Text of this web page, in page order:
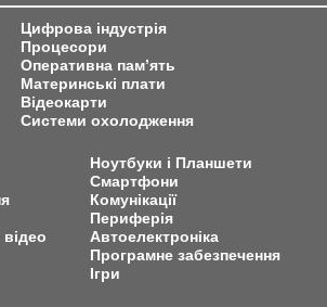
Цифрова індустрія
Процесори
Оперативна пам’ять
Материнські плати
Відеокарти
Системи охолодження
Ноутбуки і Планшети
Смартфони
Комунікації
Периферія
Автоелектроніка
Програмне забезпечення
Ігри